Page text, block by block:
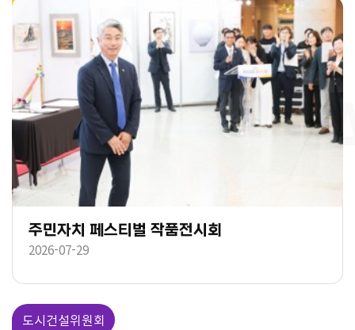
주민자치 페스티벌 작품전시회
2026-07-29
도시건설위원회